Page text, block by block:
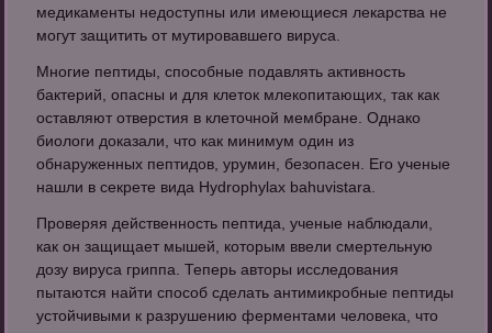
медикаменты недоступны или имеющиеся лекарства не
могут защитить от мутировавшего вируса.
Многие пептиды, способные подавлять активность
бактерий, опасны и для клеток млекопитающих, так как
оставляют отверстия в клеточной мембране. Однако
биологи доказали, что как минимум один из
обнаруженных пептидов, урумин, безопасен. Его ученые
нашли в секрете вида Hydrophylax bahuvistara.
Проверяя действенность пептида, ученые наблюдали,
как он защищает мышей, которым ввели смертельную
дозу вируса гриппа. Теперь авторы исследования
пытаются найти способ сделать антимикробные пептиды
устойчивыми к разрушению ферментами человека, что